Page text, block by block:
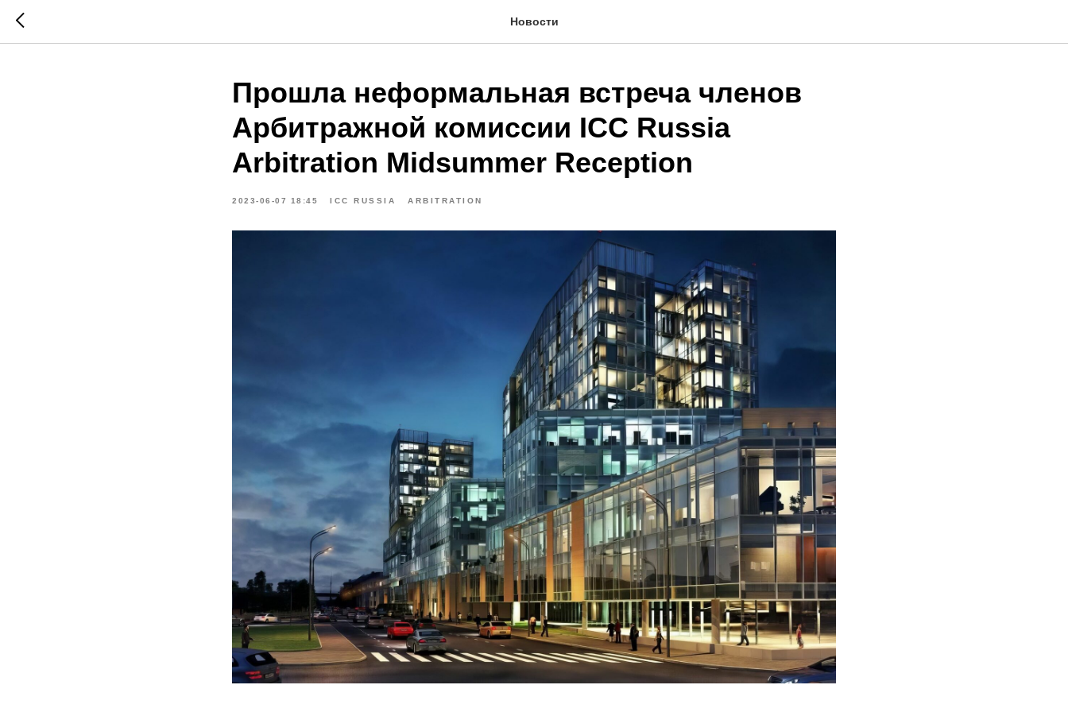
Новости
Прошла неформальная встреча членов
Арбитражной комиссии ICC Russia
Arbitration Midsummer Reception
2023-06-07 18:45 ICC RUSSIA ARBITRATION